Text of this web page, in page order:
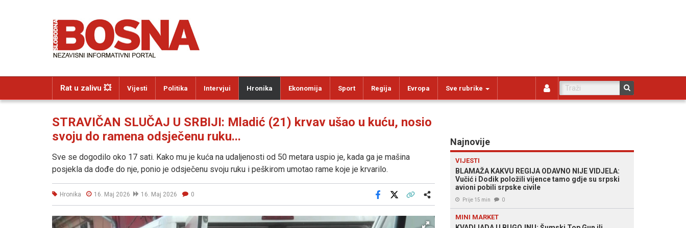
Rat u zalivu 💥 Vijesti Politika Intervjui Hronika Ekonomija Sport Regija Evropa Sve rubrike
STRAVIČAN SLUČAJ U SRBIJI: Mladić (21) krvav ušao u kuću, nosio
svoju do ramena odsječenu ruku...
Sve se dogodilo oko 17 sati. Kako mu je kuća na udaljenosti od 50 metara uspio je, kada ga je mašina
posjekla da dođe do nje, ponio je odsječenu svoju ruku i peškirom umotao rame koje je krvarilo.
Hronika 16. Maj 2026 16. Maj 2026 0
Facebook
Najnovije
VIJESTI
BLAMAŽA KAKVU REGIJA ODAVNO NIJE VIDJELA:
Vučić i Dodik položili vijence tamo gdje su srpski
avioni pobili srpske civile
Prije 15 min 0
MINI MARKET